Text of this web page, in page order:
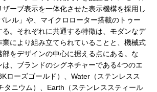
ーブ表示を一体化させた表示機構を採用し
レル」や、マイクロローター搭載のトゥー
る。それぞれに共通する特徴は、モダンなデ
により組み立てられていることと、機械式
部をデザインの中心に据える点にある。な
は、ブランドのシグネチャーである4つのエ
ローズゴールド）、Water（ステンレスス
タニウム）、Earth（ステンレススティール